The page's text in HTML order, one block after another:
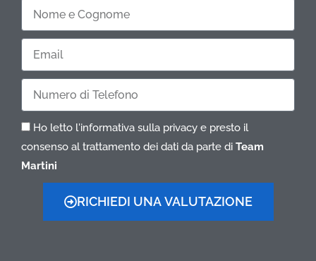
e
Cognome
Ho letto l'informativa sulla privacy e presto il
consenso al trattamento dei dati da parte di Team
Martini
RICHIEDI UNA VALUTAZIONE